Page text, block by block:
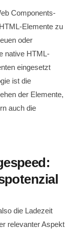
Components-
Elemente zu
oder
native HTML-
eingesetzt
ist die
der Elemente,
auch die
die Ladezeit
relevanter Aspekt